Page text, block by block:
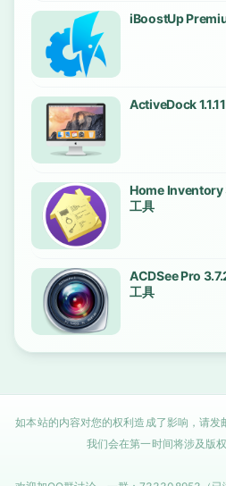
iBoostUp
ActiveDock
Home Inventory
工具
ACDSee Pro
工具
如本站的内容对您的权利造成了影响，请发
我们会在第一时间将涉及版